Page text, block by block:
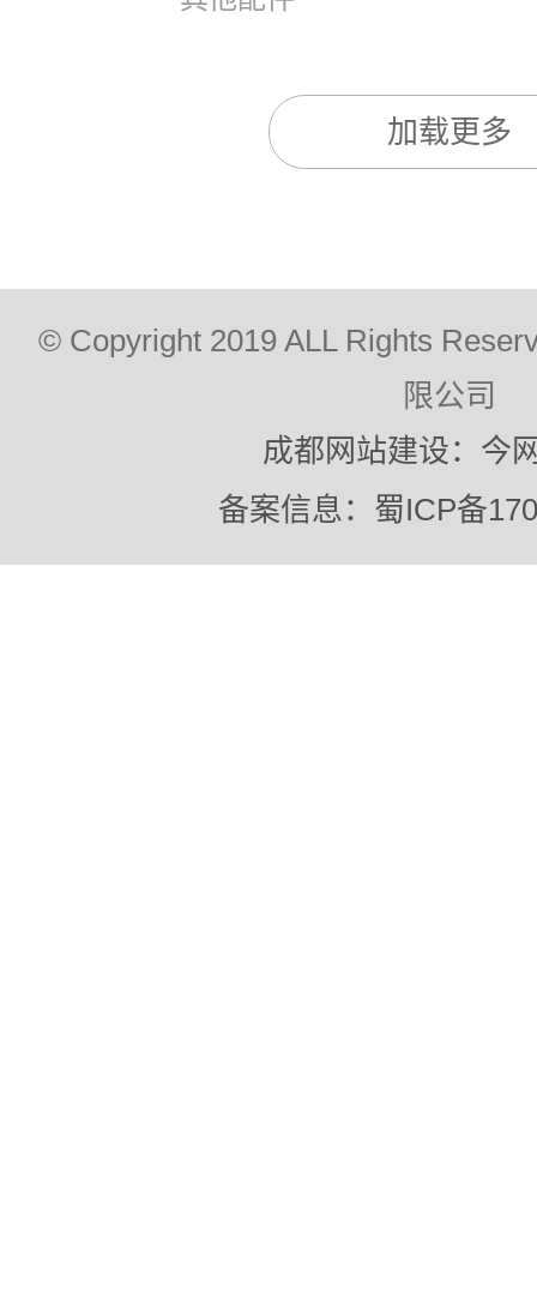
加载更多
© Copyright 2019 ALL Rights
限公司
成都网站建设：今
备案信息：蜀ICP备